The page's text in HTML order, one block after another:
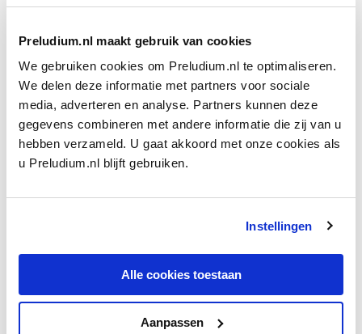
Preludium.nl maakt gebruik van cookies
We gebruiken cookies om Preludium.nl te optimaliseren.
We delen deze informatie met partners voor sociale
media, adverteren en analyse. Partners kunnen deze
gegevens combineren met andere informatie die zij van u
hebben verzameld. U gaat akkoord met onze cookies als
u Preludium.nl blijft gebruiken.
Instellingen
Alle cookies toestaan
Aanpassen
Artists Award en debuteerde ze onder leiding van
Haitinkop het Lucerne Festival. Sindsdien was ze te gast bij
gezelschappen als de Wiener en deBerliner Philharmoniker
hetLondon Symphony Orchestra, hetGewandhausorchester
Leipzig, het Sym­phonieorchester des Bayerischen Rundfunks,
hetBudapest Festival Orchestra, hetChamber Orchestra of
Europe, hetOrchestre de Parisen de orkesten van New
Concertgebouworkest (­
kamermuziekpodium deelde Vilde Frang met Yuri Bashmet,
Leif Ove AndsnesenJanine Jansen